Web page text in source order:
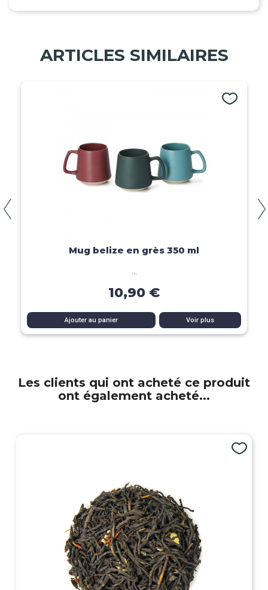
ARTICLES SIMILAIRES
Aperçu rapide
Mug belize en grès 350 ml
...
10,90 €
Ajouter au panier Voir plus
Les clients qui ont acheté ce produit
ont également acheté...